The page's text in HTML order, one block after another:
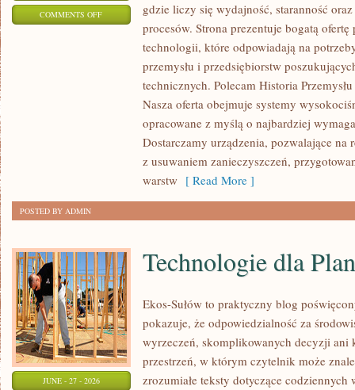
COMMENTS OFFON
ENERGETYKA
gdzie liczy się wydajność, staranność
procesów. Strona prezentuje bogatą ofertę
technologii, które odpowiadają na
przemysłu i przedsiębiorstw
technicznych. Polecam Historia
Nasza oferta obejmuje systemy
opracowane z myślą o najbardziej
Dostarczamy urządzenia, pozwalające na
z usuwaniem zanieczyszczeń,
warstw [ Read More ]
POSTED BY ADMIN
JUNE - 27 - 2026
Technologie dla
Ekos-Sułów to praktyczny blog
pokazuje, że odpowiedzialność za
wyrzeczeń, skomplikowanych decyzji ani
przestrzeń, w którym czytelnik może
zrozumiałe teksty dotyczące